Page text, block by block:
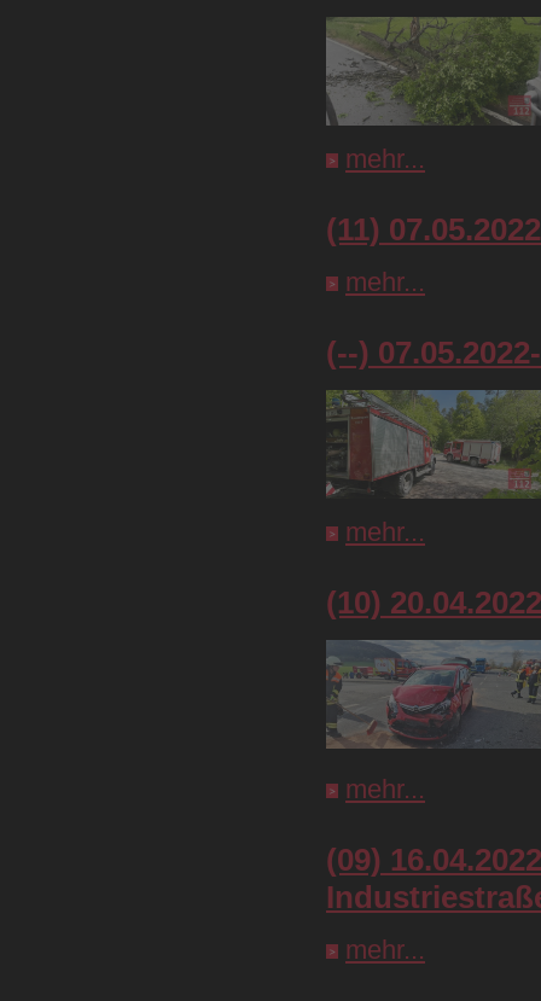
mehr...
(11)
mehr...
(--)
mehr...
(10)
mehr...
(09)
mehr...